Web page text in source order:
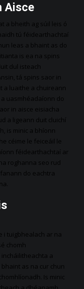
Aisce
a bheith ag súil leis ó
tú féidearthachtaí
leas a bhaint as do
is ea na spins
dul isteach
tá spins saor in
a luaithe a chuireann
uasmhéadaíonn do
in aisce eisiacha
a ligeann duit cluichí
is minic a bhíonn
céime le feiceáil le
féidearthachtaí ar
roghanna seo rud
do eachtra
i tuigbhealach ar na
chomh
a
as na cur chun
Is minic